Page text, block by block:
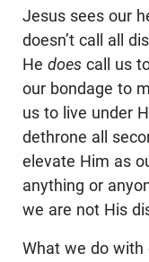
Jesus sees our
doesn’t call all
He does call us
our bondage to
us to live under
dethrone all
elevate Him as
anything or
we are not His
What we do with